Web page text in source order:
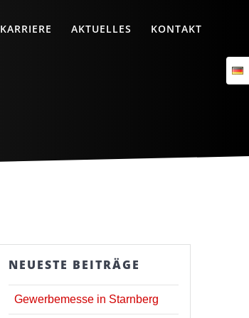
KARRIERE AKTUELLES KONTAKT
NEUESTE BEITRÄGE
Gewerbemesse in Starnberg